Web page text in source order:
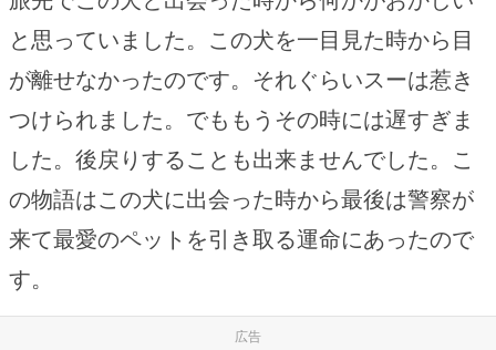
と思っていました。この犬を一目見た時から目
が離せなかったのです。それぐらいスーは惹き
つけられました。でももうその時には遅すぎま
した。後戻りすることも出来ませんでした。こ
の物語はこの犬に出会った時から最後は警察が
来て最愛のペットを引き取る運命にあったので
す。
広告